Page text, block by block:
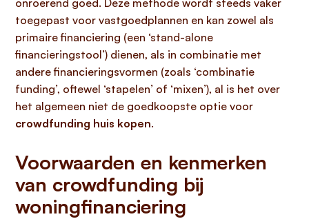
onroerend goed. Deze methode wordt steeds vaker
toegepast voor vastgoedplannen en kan zowel als
primaire financiering (een ‘stand-alone
financieringstool’) dienen, als in combinatie met
andere financieringsvormen (zoals ‘combinatie
funding’, oftewel ‘stapelen’ of ‘mixen’), al is het over
het algemeen niet de goedkoopste optie voor
crowdfunding huis kopen.
Voorwaarden en kenmerken
van crowdfunding bij
woningfinanciering